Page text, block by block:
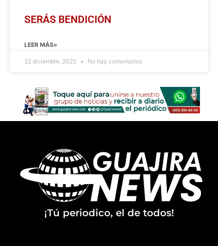
SERÁS BENDICIÓN
LEER MÁS»
22 diciembre, 2025 No hay comentarios
¡Tú periodico, el de todos!